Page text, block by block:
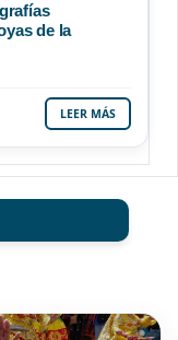
de la
LEER MÁS